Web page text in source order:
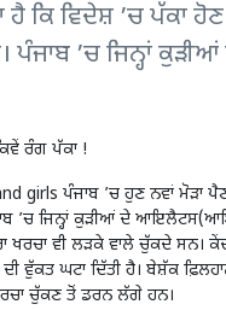
ਕਿ ਵਿਦੇਸ਼ ’ਚ ਪੱਕਾ
ਪੰਜਾਬ ’ਚ ਜਿਨ੍ਹਾਂ
ਰੰਗ ਪੱਕਾ !
girls ਪੰਜਾਬ ’ਚ ਹੁਣ ਨਵਾਂ ਮੋੜਾ
’ਚ ਜਿਨ੍ਹਾਂ ਕੁੜੀਆਂ ਦੇ
ਖਰਚਾ ਵੀ ਲੜਕੇ ਵਾਲੇ ਚੁੱਕਦੇ
ਦੀ ਵੁੱਕਤ ਘਟਾ ਦਿੱਤੀ ਹੈ। ਬੇਸ਼ੱਕ
ਚੁੱਕਣ ਤੋਂ ਡਰਨ ਲੱਗੇ ਹਨ।